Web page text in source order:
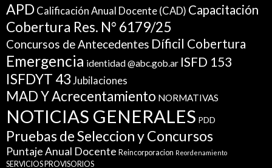
APD Calificación Anual Docente (CAD) Capacitación
Cobertura Res. N° 6179/25
Concursos de Antecedentes Díficil Cobertura
Emergencia identidad @abc.gob.ar ISFD 153
ISFDYT 43 Jubilaciones
MAD Y Acrecentamiento NORMATIVAS
NOTICIAS GENERALES PDD
Pruebas de Seleccion y Concursos
Puntaje Anual Docente Reincorporacion Reordenamiento
SERVICIOS PROVISORIOS